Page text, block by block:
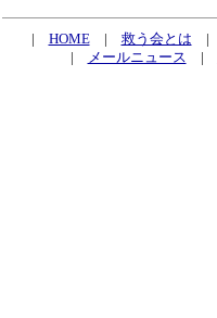
| HOME| 救う会とは |
|
メールニュース |